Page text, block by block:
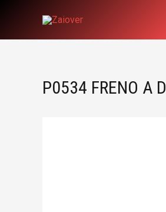
P0534 FRENO A